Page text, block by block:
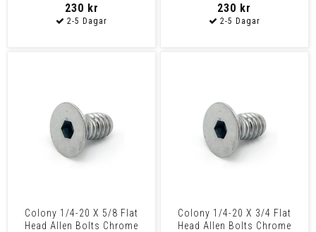
230 kr 230 kr
Colony 1/4-20 X 5/8 Flat
Head Allen Bolts Chrome
Colony 1/4-20 X 3/4 Flat
Head Allen Bolts Chrome